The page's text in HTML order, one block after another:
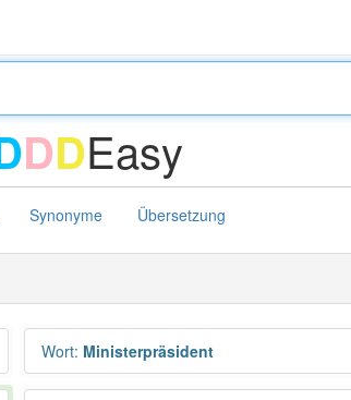
DDEasy
Synonyme Übersetzung
Wort: Ministerpräsident